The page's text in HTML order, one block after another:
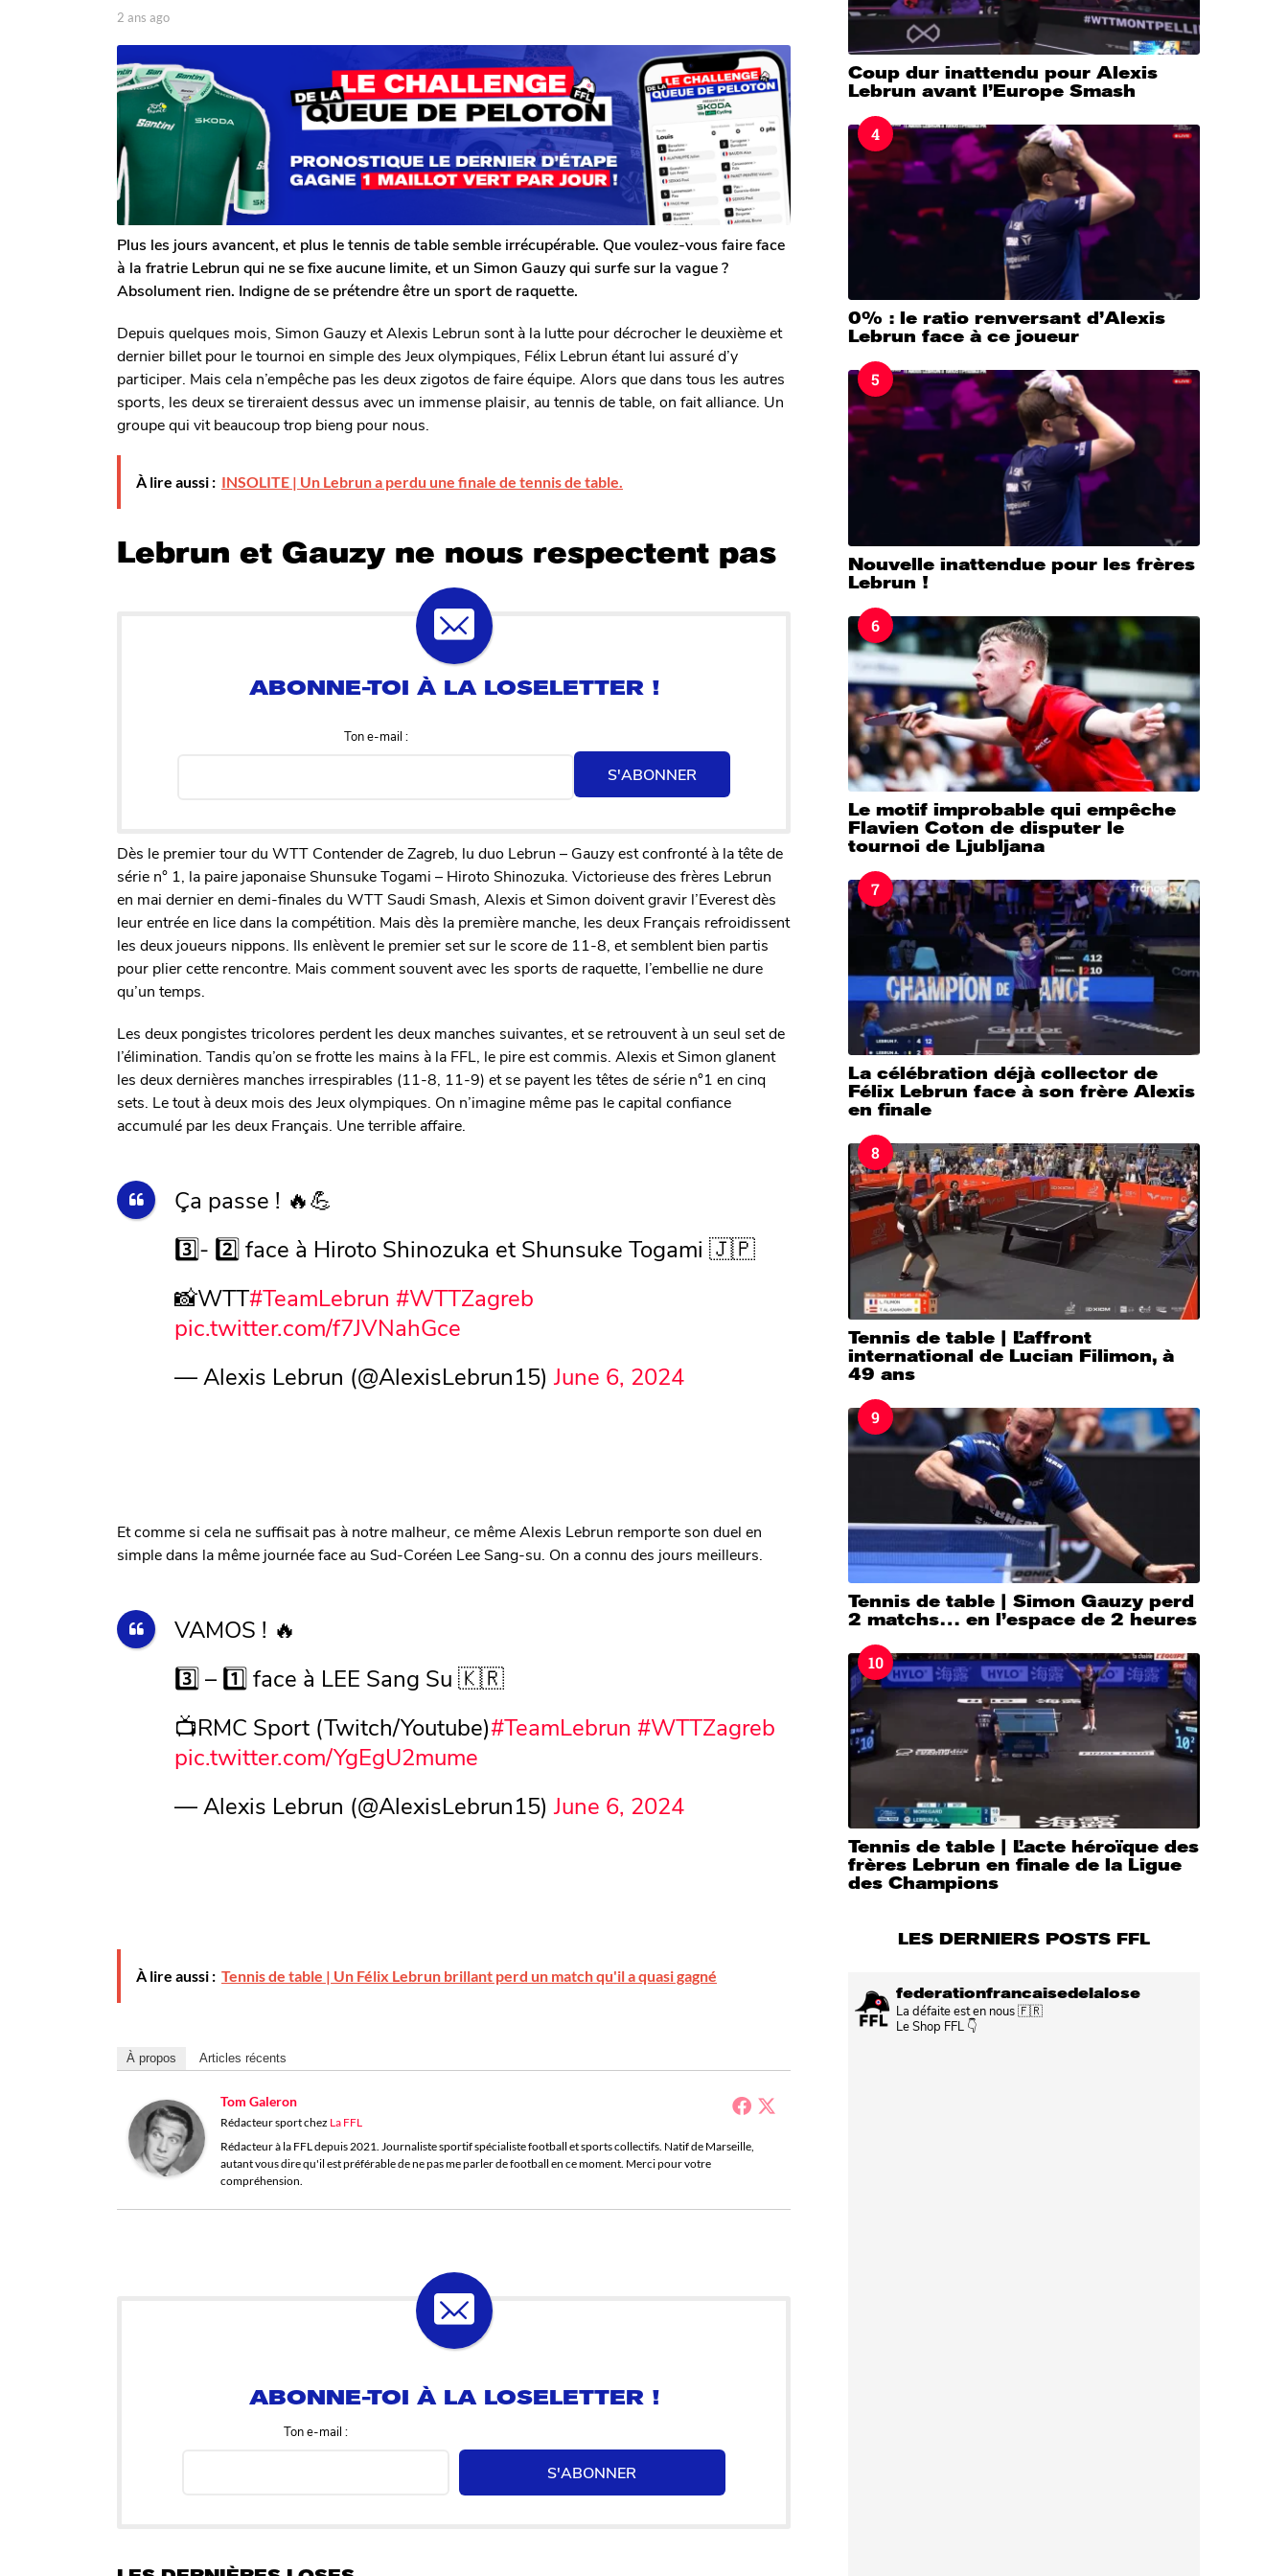
n
s
a
g
p
r
T
o
m
G
a
l
e
r
o
n
2 ans ago
s
a
o
Plus les jours avancent, et plus le tennis de table semble irrécupérable. Que voulez-vous faire face
à la fratrie Lebrun qui ne se fixe aucune limite, et un Simon Gauzy qui surfe sur la vague ?
Absolument rien. Indigne de se prétendre être un sport de raquette.
Depuis quelques mois, Simon Gauzy et Alexis Lebrun sont à la lutte pour décrocher le deuxième et
dernier billet pour le tournoi en simple des Jeux olympiques, Félix Lebrun étant lui assuré d’y
participer. Mais cela n’empêche pas les deux zigotos de faire équipe. Alors que dans tous les autres
sports, les deux se tireraient dessus avec un immense plaisir, au tennis de table, on fait alliance. Un
groupe qui vit beaucoup trop bieng pour nous.
À lire aussi : INSOLITE | Un Lebrun a perdu une finale de tennis de table.
Lebrun et Gauzy ne nous respectent pas
Ton e-mail :
S'ABONNER
Dès le premier tour du WTT Contender de Zagreb, lu duo Lebrun – Gauzy est confronté à la tête de
série n° 1, la paire japonaise Shunsuke Togami – Hiroto Shinozuka. Victorieuse des frères Lebrun
en mai dernier en demi-finales du WTT Saudi Smash, Alexis et Simon doivent gravir l’Everest dès
leur entrée en lice dans la compétition. Mais dès la première manche, les deux Français refroidissent
les deux joueurs nippons. Ils enlèvent le premier set sur le score de 11-8, et semblent bien partis
pour plier cette rencontre. Mais comment souvent avec les sports de raquette, l’embellie ne dure
qu’un temps.
Les deux pongistes tricolores perdent les deux manches suivantes, et se retrouvent à un seul set de
l’élimination. Tandis qu’on se frotte les mains à la FFL, le pire est commis. Alexis et Simon glanent
les deux dernières manches irrespirables (11-8, 11-9) et se payent les têtes de série n°1 en cinq
sets. Le tout à deux mois des Jeux olympiques. On n’imagine même pas le capital confiance
accumulé par les deux Français. Une terrible affaire.
Ça passe ! 🔥💪
3️⃣- 2️⃣ face à Hiroto Shinozuka et Shunsuke Togami 🇯🇵
📸WTT#TeamLebrun #WTTZagreb
pic.twitter.com/f7JVNahGce
— Alexis Lebrun (@AlexisLebrun15)June 6, 2024
Et comme si cela ne suffisait pas à notre malheur, ce même Alexis Lebrun remporte son duel en
simple dans la même journée face au Sud-Coréen Lee Sang-su. On a connu des jours meilleurs.
VAMOS ! 🔥
3️⃣ – 1️⃣ face à LEE Sang Su 🇰🇷
📺RMC Sport (Twitch/Youtube)#TeamLebrun #WTTZagreb
pic.twitter.com/YgEgU2mume
— Alexis Lebrun (@AlexisLebrun15)June 6, 2024
À lire aussi : Tennis de table | Un Félix Lebrun brillant perd un match qu'il a quasi gagné
À propos Articles récents
Tom Galeron
Rédacteur sportchez La FFL
Rédacteur à la FFL depuis 2021. Journaliste sportif spécialiste football et sports collectifs. Natif de Marseille,
autant vous dire qu'il est préférable de ne pas me parler de football en ce moment. Merci pour votre
compréhension.
Ton e-mail :
S'ABONNER
Coup dur inattendu pour Alexis
Lebrun avant l’Europe Smash
4
0% : le ratio renversant d’Alexis
Lebrun face à ce joueur
5
Nouvelle inattendue pour les frères
Lebrun !
6
Le motif improbable qui empêche
Flavien Coton de disputer le
tournoi de Ljubljana
7
La célébration déjà collector de
Félix Lebrun face à son frère Alexis
en finale
8
Tennis de table | L’affront
international de Lucian Filimon, à
49 ans
9
Tennis de table | Simon Gauzy perd
2 matchs… en l’espace de 2 heures
10
Tennis de table | L’acte héroïque des
frères Lebrun en finale de la Ligue
des Champions
LES DERNIERS POSTS FFL
federationfrancaisedelalose
La défaite est en nous 🇫🇷
Le Shop FFL 👇